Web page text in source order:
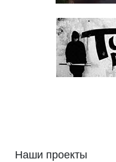
Наши проекты